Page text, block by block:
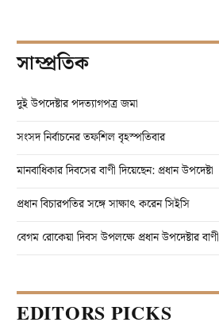
সাম্প্রতিক
দুই উপদেষ্টার পদত্যাগপত্র জমা
সংসদ নির্বাচনের তফশিল বৃহস্পতিবার
মানবাধিকার দিবসের বাণী দিয়েছেন: প্রধান উপদেষ্টা
প্রধান বিচারপতির সঙ্গে সাক্ষাৎ করেন সিইসি
বেগম রোকেয়া দিবস উপলক্ষে প্রধান উপদেষ্টার বাণী
EDITORS PICKS